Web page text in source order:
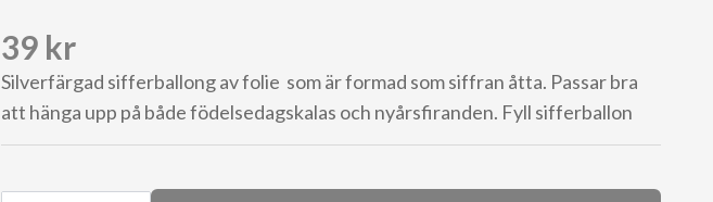
39 kr
Silverfärgad sifferballong av folie som är formad som siffran åtta. Passar bra
att hänga upp på både födelsedagskalas och nyårsfiranden. Fyll sifferballon